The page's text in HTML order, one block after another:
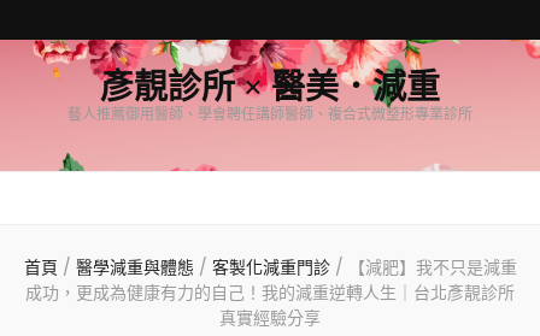
彥靚診所 × 醫美．減重
藝人推薦御用醫師、學會聘任講師醫師、複合式微整形專業診所
首頁 / 醫學減重與體態 / 客製化減重門診 /
【減肥】我不只是減重
成功，更成為健康有力的自己！我的減重逆轉人生｜台北彥靚診所
真實經驗分享